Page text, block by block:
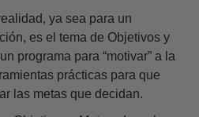
ya sea para un
es el tema de Objetivos y
programa para “motivar” a la
prácticas para que
las metas que decidan.